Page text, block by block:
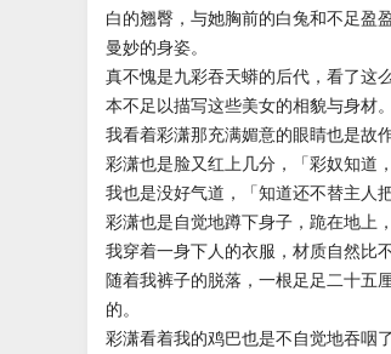
白的翘臀，与她胸前的白兔和不足盈
曼妙的身姿。
真不愧是九彩吞天蟒的后代，看了这
本不足以描写这些美女的相貌与身材。
我看着彩潇那充满媚意的眼睛也是故
彩潇也是脸又红上几分，「彩奴知道
我也是没好气道，「知道还不替主人
彩潇也是自觉地蹲下身子，跪在地上
我穿着一身下人的衣服，材质自然比
随着我裤子的脱落，一根足足二十五
的。
彩潇看着我的鸡巴也是不自觉地吞咽